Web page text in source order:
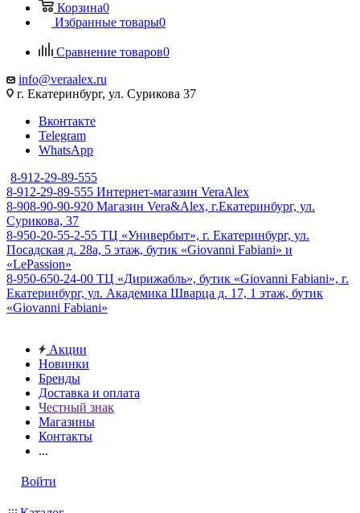
Корзина0
Избранные товары0
Сравнение товаров0
info@veraalex.ru
г. Екатеринбург, ул. Сурикова 37
Вконтакте
Telegram
WhatsApp
8-912-29-89-555
8-912-29-89-555 Интернет-магазин VeraAlex
8-908-90-90-920 Магазин Vera&Alex, г.Екатеринбург, ул.
Сурикова, 37
8-950-20-55-2-55 ТЦ «Универбыт», г. Екатеринбург, ул.
Посадская д. 28а, 5 этаж, бутик «Giovanni Fabiani» и
«LePassion»
8-950-650-24-00 ТЦ «Дирижабль», бутик «Giovanni Fabiani», г.
Екатеринбург, ул. Академика Шварца д. 17, 1 этаж, бутик
«Giovanni Fabiani»
Акции
Новинки
Бренды
Доставка и оплата
Честный знак
Магазины
Контакты
...
Войти